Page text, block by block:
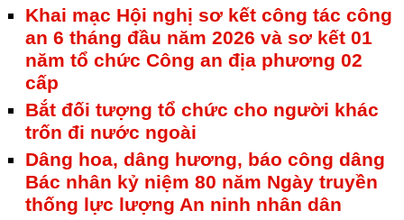
Khai mạc Hội nghị sơ kết công tác công
an 6 tháng đầu năm 2026 và sơ kết 01
năm tổ chức Công an địa phương 02
cấp
Bắt đối tượng tổ chức cho người khác
trốn đi nước ngoài
Dâng hoa, dâng hương, báo công dâng
Bác nhân kỷ niệm 80 năm Ngày truyền
thống lực lượng An ninh nhân dân